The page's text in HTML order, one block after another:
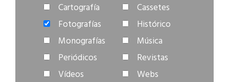
Cartografía
Cassetes
Fotografías
Histórico
Monografías
Música
Periódicos
Revistas
Vídeos
Webs